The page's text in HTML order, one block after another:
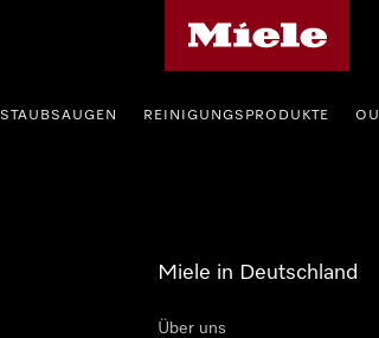
STAUBSAUGEN REINIGUNGSPRODUKTE
Miele in Deutschland
Über uns